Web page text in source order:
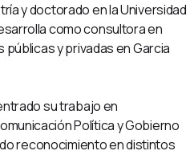
y doctorado en la Universidad
como consultora en
y privadas en Garcia
su trabajo en
Política y Gobierno
reconocimiento en distintos